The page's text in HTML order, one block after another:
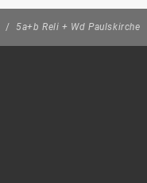
/ 5a+b Reli + Wd Paulskirche